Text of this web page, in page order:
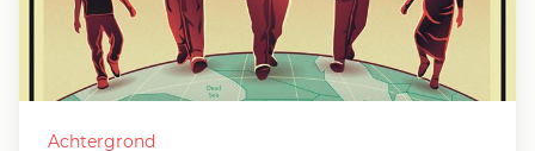
Achtergrond